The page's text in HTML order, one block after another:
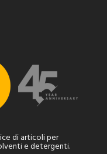
di articoli per
e detergenti.